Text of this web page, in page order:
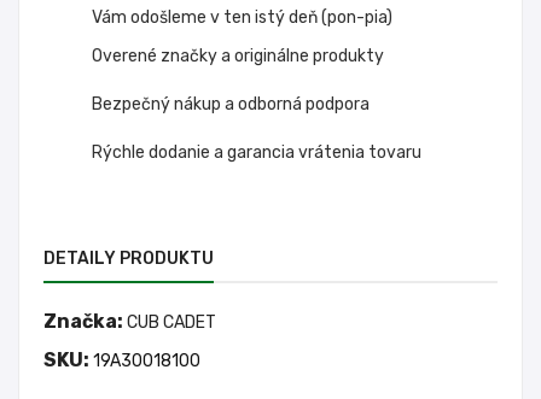
Vám odošleme v ten istý deň (pon-pia)
Overené značky a originálne produkty
Bezpečný nákup a odborná podpora
Rýchle dodanie a garancia vrátenia tovaru
DETAILY PRODUKTU
Značka: CUB CADET
SKU: 19A30018100